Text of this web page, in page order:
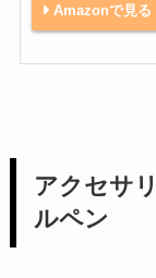
Amazonで見る
アクセサ
ルペン